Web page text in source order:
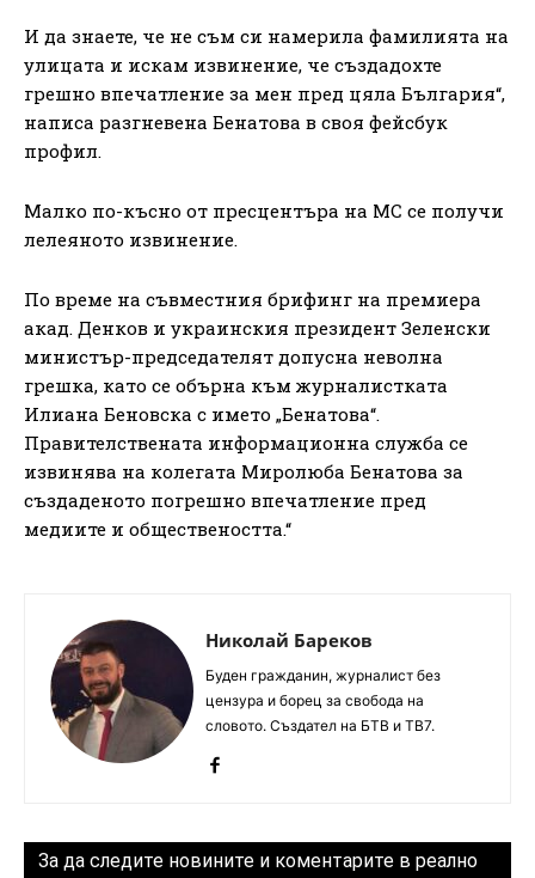
И да знаете, че не съм си намерила фамилията на
улицата и искам извинение, че създадохте
грешно впечатление за мен пред цяла България“,
написа разгневена Бенатова в своя фейсбук
профил.
Малко по-късно от пресцентъра на МС се получи
лелеяното извинение.
По време на съвместния брифинг на премиера
акад. Денков и украинския президент Зеленски
министър-председателят допусна неволна
грешка, като се обърна към журналистката
Илиана Беновска с името „Бенатова“.
Правителствената информационна служба се
извинява на колегата Миролюба Бенатова за
създаденото погрешно впечатление пред
медиите и обществеността.“
Николай Бареков
Буден гражданин, журналист без
цензура и борец за свобода на
словото. Създател на БТВ и ТВ7.
За да следите новините и коментарите в реално